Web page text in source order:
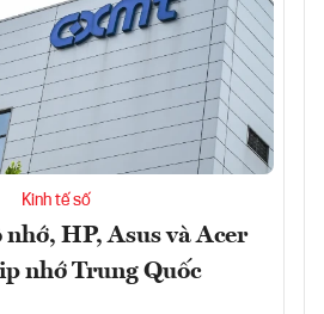
Kinh tế số
HP, Asus và Acer
nhớ Trung Quốc